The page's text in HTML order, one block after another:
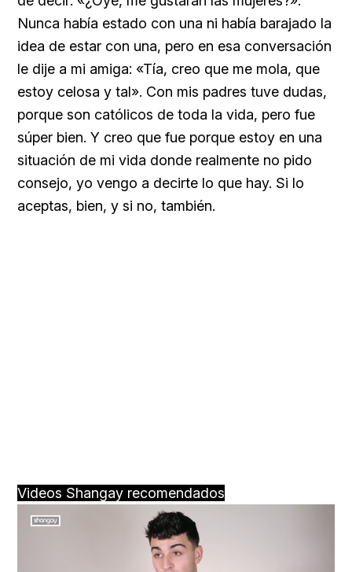
Nunca había estado con una ni había barajado la
idea de estar con una, pero en esa conversación
le dije a mi amiga: «Tía, creo que me mola, que
estoy celosa y tal». Con mis padres tuve dudas,
porque son católicos de toda la vida, pero fue
súper bien. Y creo que fue porque estoy en una
situación de mi vida donde realmente no pido
consejo, yo vengo a decirte lo que hay. Si lo
aceptas, bien, y si no, también.
Videos Shangay recomendados